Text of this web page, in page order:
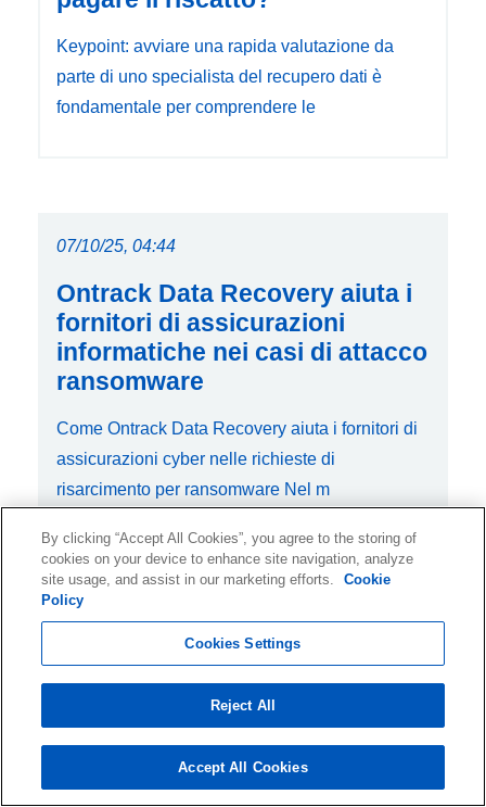
Keypoint: avviare una rapida valutazione da
parte di uno specialista del recupero dati è
fondamentale per comprendere le
07/10/25, 04:44
Ontrack Data Recovery aiuta i
fornitori di assicurazioni
informatiche nei casi di attacco
ransomware
Come Ontrack Data Recovery aiuta i fornitori di
assicurazioni cyber nelle richieste di
risarcimento per ransomware Nel m
03/10/25, 03:31
By clicking “Accept All Cookies”, you agree to the storing of
cookies on your device to enhance site navigation, analyze
site usage, and assist in our marketing efforts.
Cookie
Policy
Cookies Settings
Reject All
Accept All Cookies